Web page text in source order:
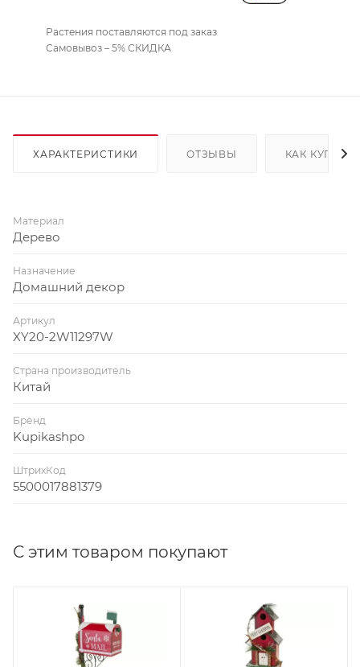
Растения поставляются под заказ
Самовывоз – 5% СКИДКА
ХАРАКТЕРИСТИКИ ОТЗЫВЫ КАК КУПИТЬ
Материал
Дерево
Назначение
Домашний декор
Артикул
XY20-2W11297W
Страна производитель
Китай
Бренд
Kupikashpo
ШтрихКод
5500017881379
С этим товаром покупают